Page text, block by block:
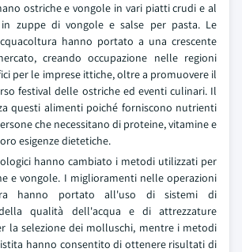
ostriche e vongole in vari piatti crudi e al
zuppe di vongole e salse per pasta. Le
hanno portato a una crescente
creando occupazione nelle regioni
per le imprese ittiche, oltre a promuovere il
festival delle ostriche ed eventi culinari. Il
questi alimenti poiché forniscono nutrienti
che necessitano di proteine, vitamine e
esigenze dietetiche.
hanno cambiato i metodi utilizzati per
e vongole. I miglioramenti nelle operazioni
hanno portato all'uso di sistemi di
qualità dell'acqua e di attrezzature
la selezione dei molluschi, mentre i metodi
hanno consentito di ottenere risultati di